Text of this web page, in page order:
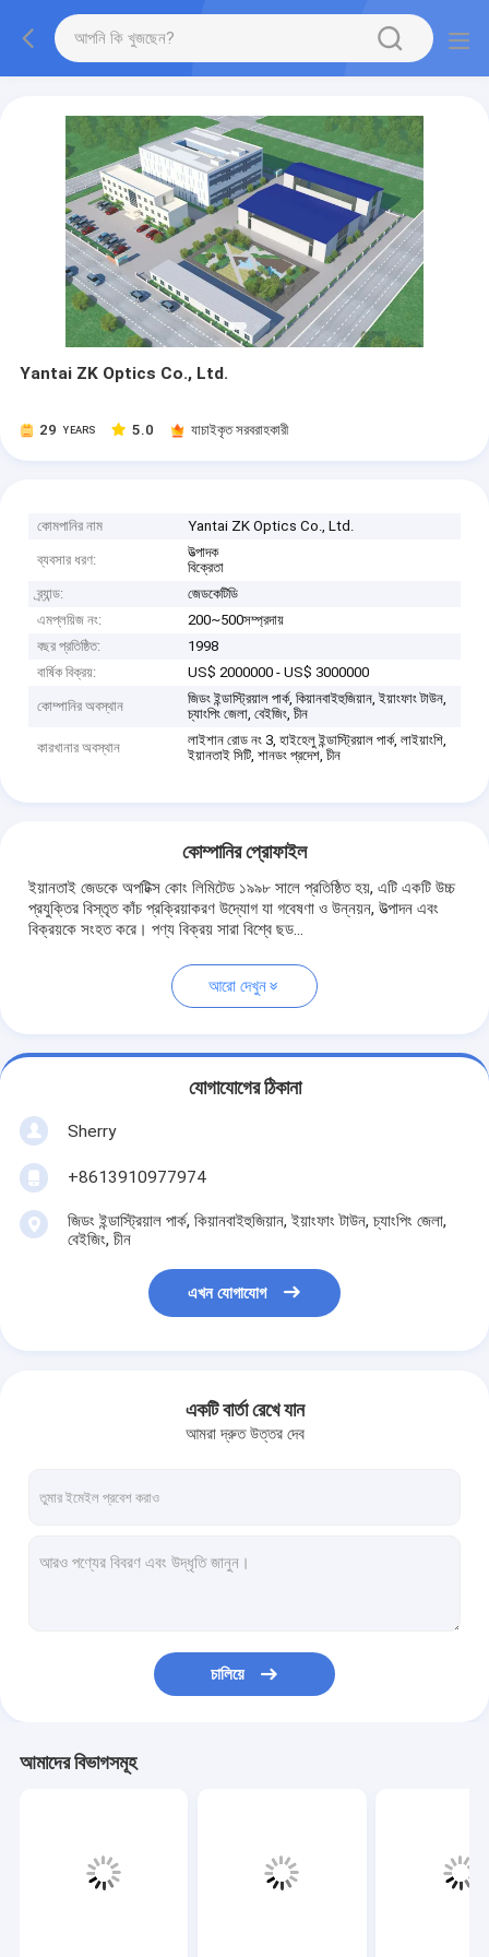
Yantai ZK Optics Co., Ltd.
29 YEARS 5.0 যাচাইকৃত সরবরাহকারী
কোমপানির নাম Yantai ZK Optics Co., Ltd.
ব্যবসার ধরণ:
উত্পাদক
বিক্রেতা
ব্র্যান্ড:
জেডকেটিডি
এমপ্লয়িজ নং:
200~500সম্প্রদায়
বছর প্রতিষ্ঠিত:
1998
বার্ষিক বিক্রয়:
US$ 2000000 - US$ 3000000
কোম্পানির অবস্থান
জিডং ইন্ডাস্ট্রিয়াল পার্ক, কিয়ানবাইহুজিয়ান, ইয়াংফাং টাউন,
চ্যাংপিং জেলা, বেইজিং, চীন
কারখানার অবস্থান
লাইশান রোড নং 3, হাইহেলু ইন্ডাস্ট্রিয়াল পার্ক, লাইয়াংশি,
ইয়ানতাই সিটি, শানডং প্রদেশ, চীন
কোম্পানির প্রোফাইল
ইয়ানতাই জেডকে অপটিক্স কোং লিমিটেড ১৯৯৮ সালে প্রতিষ্ঠিত হয়, এটি একটি উচ্চ
প্রযুক্তির বিস্তৃত কাঁচ প্রক্রিয়াকরণ উদ্যোগ যা গবেষণা ও উন্নয়ন, উত্পাদন এবং
বিক্রয়কে সংহত করে। পণ্য বিক্রয় সারা বিশ্বে ছড...
আরো দেখুন
যোগাযোগের ঠিকানা
Sherry
+8613910977974
জিডং ইন্ডাস্ট্রিয়াল পার্ক, কিয়ানবাইহুজিয়ান, ইয়াংফাং টাউন, চ্যাংপিং জেলা,
বেইজিং, চীন
এখন যোগাযোগ
একটি বার্তা রেখে যান
আমরা দ্রুত উত্তর দেব
চালিয়ে
আমাদের বিভাগসমূহ